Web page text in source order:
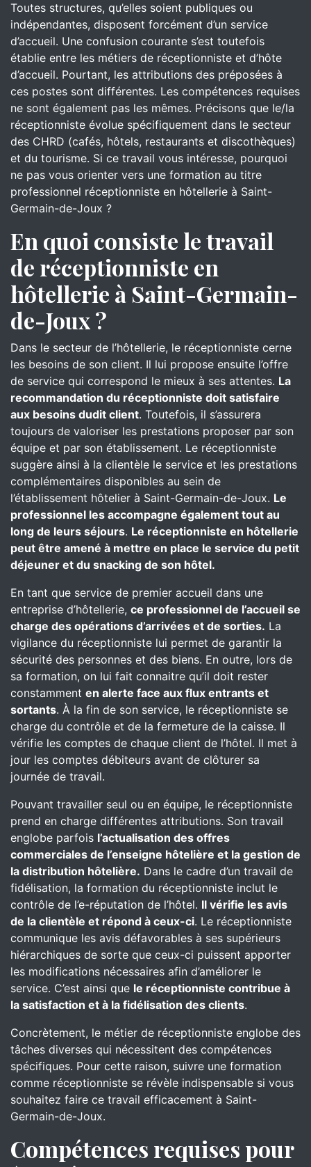
Toutes structures, qu’elles soient publiques ou
indépendantes, disposent forcément d’un service
d’accueil. Une confusion courante s’est toutefois
établie entre les métiers de réceptionniste et d’hôte
d’accueil. Pourtant, les attributions des préposées à
ces postes sont différentes. Les compétences requises
ne sont également pas les mêmes. Précisons que le/la
réceptionniste évolue spécifiquement dans le secteur
des CHRD (cafés, hôtels, restaurants et discothèques)
et du tourisme. Si ce travail vous intéresse, pourquoi
ne pas vous orienter vers une formation au titre
professionnel réceptionniste en hôtellerie à Saint-
Germain-de-Joux ?
En quoi consiste le travail
de réceptionniste en
hôtellerie à Saint-Germain-
de-Joux ?
Dans le secteur de l’hôtellerie, le réceptionniste cerne
les besoins de son client. Il lui propose ensuite l’offre
de service qui correspond le mieux à ses attentes. La
recommandation du réceptionniste doit satisfaire
aux besoins dudit client. Toutefois, il s’assurera
toujours de valoriser les prestations proposer par son
équipe et par son établissement. Le réceptionniste
suggère ainsi à la clientèle le service et les prestations
complémentaires disponibles au sein de
l’établissement hôtelier à Saint-Germain-de-Joux. Le
professionnel les accompagne également tout au
long de leurs séjours. Le réceptionniste en hôtellerie
peut être amené à mettre en place le service du petit
déjeuner et du snacking de son hôtel.
En tant que service de premier accueil dans une
entreprise d’hôtellerie, ce professionnel de l’accueil se
charge des opérations d’arrivées et de sorties. La
vigilance du réceptionniste lui permet de garantir la
sécurité des personnes et des biens. En outre, lors de
sa formation, on lui fait connaitre qu’il doit rester
constamment en alerte face aux flux entrants et
sortants. À la fin de son service, le réceptionniste se
charge du contrôle et de la fermeture de la caisse. Il
vérifie les comptes de chaque client de l’hôtel. Il met à
jour les comptes débiteurs avant de clôturer sa
journée de travail.
Pouvant travailler seul ou en équipe, le réceptionniste
prend en charge différentes attributions. Son travail
englobe parfois l’actualisation des offres
commerciales de l’enseigne hôtelière et la gestion de
la distribution hôtelière. Dans le cadre d’un travail de
fidélisation, la formation du réceptionniste inclut le
contrôle de l’e-réputation de l’hôtel. Il vérifie les avis
de la clientèle et répond à ceux-ci. Le réceptionniste
communique les avis défavorables à ses supérieurs
hiérarchiques de sorte que ceux-ci puissent apporter
les modifications nécessaires afin d’améliorer le
service. C’est ainsi que le réceptionniste contribue à
la satisfaction et à la fidélisation des clients.
Concrètement, le métier de réceptionniste englobe des
tâches diverses qui nécessitent des compétences
spécifiques. Pour cette raison, suivre une formation
comme réceptionniste se révèle indispensable si vous
souhaitez faire ce travail efficacement à Saint-
Germain-de-Joux.
Compétences requises pour